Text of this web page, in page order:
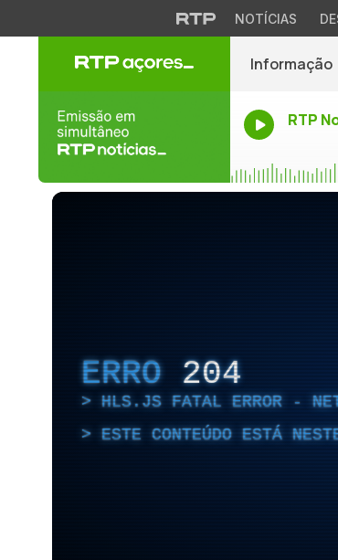
NOTÍCIAS
Informação
RTP
ERRO 204
HLS.JS FATAL ERROR -
ESTE CONTEÚDO ESTÁ